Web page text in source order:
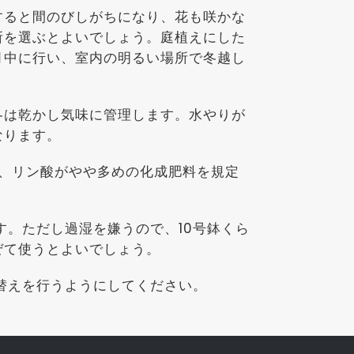
と間のびしがちになり、花も咲かな
選ぶとよいでしょう。庭植えにした
に行い、室内の明るい場所で冬越し
乾かし気味に管理します。水やりが
ます。
リン酸がやや多めの化成肥料を規定
ただし過湿を嫌うので、10号鉢くら
使うとよいでしょう。
を行うようにしてください。